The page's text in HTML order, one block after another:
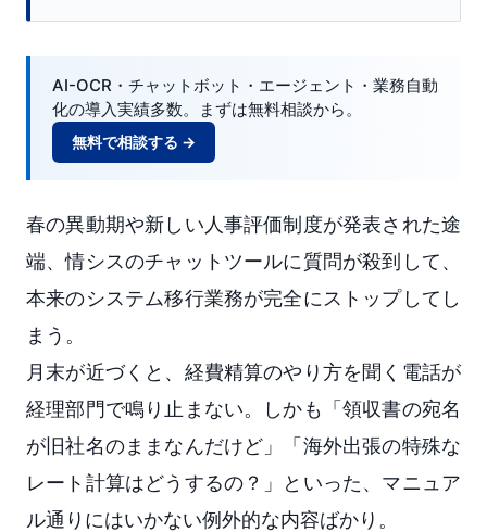
AI-OCR・チャットボット・エージェント・業務自動
化の導入実績多数。まずは無料相談から。
無料で相談する →
春の異動期や新しい人事評価制度が発表された途
端、情シスのチャットツールに質問が殺到して、
本来のシステム移行業務が完全にストップしてし
まう。
月末が近づくと、経費精算のやり方を聞く電話が
経理部門で鳴り止まない。しかも「領収書の宛名
が旧社名のままなんだけど」「海外出張の特殊な
レート計算はどうするの？」といった、マニュア
ル通りにはいかない例外的な内容ばかり。